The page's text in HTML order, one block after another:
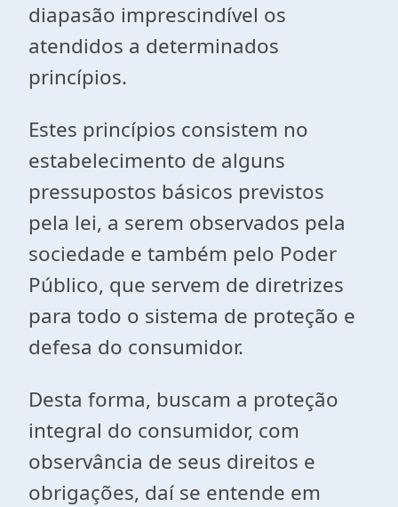
diapasão imprescindível os
atendidos a determinados
princípios.
Estes princípios consistem no
estabelecimento de alguns
pressupostos básicos previstos
pela lei, a serem observados pela
sociedade e também pelo Poder
Público, que servem de diretrizes
para todo o sistema de proteção e
defesa do consumidor.
Desta forma, buscam a proteção
integral do consumidor, com
observância de seus direitos e
obrigações, daí se entende em